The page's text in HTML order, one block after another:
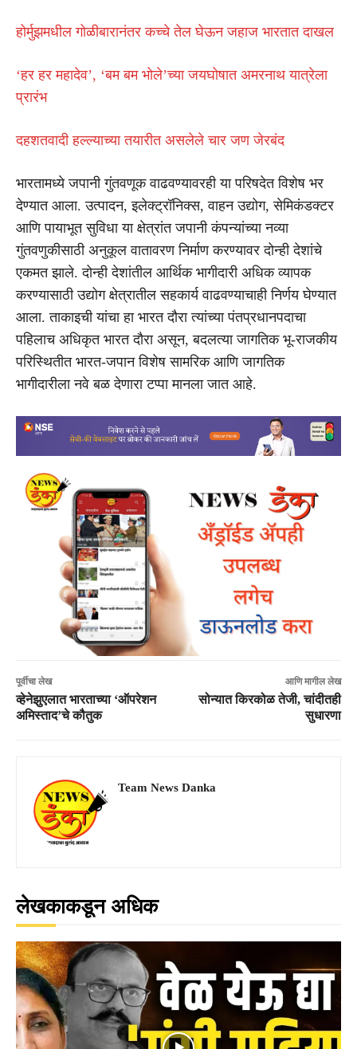
होर्मुझमधील गोळीबारानंतर कच्चे तेल घेऊन जहाज भारतात दाखल
‘हर हर महादेव’, ‘बम बम भोले’च्या जयघोषात अमरनाथ यात्रेला
प्रारंभ
दहशतवादी हल्ल्याच्या तयारीत असलेले चार जण जेरबंद
भारतामध्ये जपानी गुंतवणूक वाढवण्यावरही या परिषदेत विशेष भर
देण्यात आला. उत्पादन, इलेक्ट्रॉनिक्स, वाहन उद्योग, सेमिकंडक्टर
आणि पायाभूत सुविधा या क्षेत्रांत जपानी कंपन्यांच्या नव्या
गुंतवणुकीसाठी अनुकूल वातावरण निर्माण करण्यावर दोन्ही देशांचे
एकमत झाले. दोन्ही देशांतील आर्थिक भागीदारी अधिक व्यापक
करण्यासाठी उद्योग क्षेत्रातील सहकार्य वाढवण्याचाही निर्णय घेण्यात
आला. ताकाइची यांचा हा भारत दौरा त्यांच्या पंतप्रधानपदाचा
पहिलाच अधिकृत भारत दौरा असून, बदलत्या जागतिक भू-राजकीय
परिस्थितीत भारत-जपान विशेष सामरिक आणि जागतिक
भागीदारीला नवे बळ देणारा टप्पा मानला जात आहे.
पूर्वीचा लेख
व्हेनेझुएलात भारताच्या ‘ऑपरेशन
अमिस्ताद’चे कौतुक
आणि मागील लेख
सोन्यात किरकोळ तेजी, चांदीतही
सुधारणा
Team News Danka
लेखकाकडून अधिक